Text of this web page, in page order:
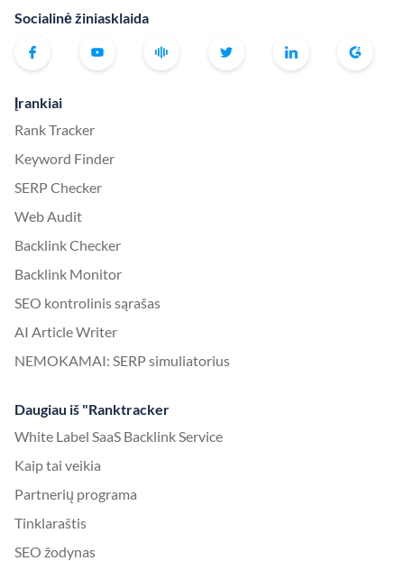
Socialinė žiniasklaida
Įrankiai
Rank Tracker
Keyword Finder
SERP Checker
Web Audit
Backlink Checker
Backlink Monitor
SEO kontrolinis sąrašas
AI Article Writer
NEMOKAMAI: SERP simuliatorius
Daugiau iš "Ranktracker
White Label SaaS Backlink Service
Kaip tai veikia
Partnerių programa
Tinklaraštis
SEO žodynas